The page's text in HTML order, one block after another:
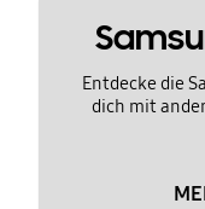
Entdecke die
dich mit